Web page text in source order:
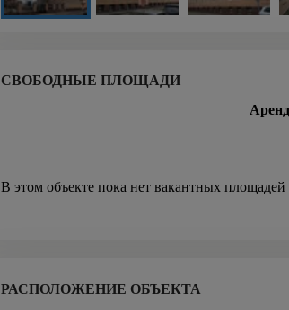
СВОБОДНЫЕ ПЛОЩАДИ
В этом объекте пока нет вакантных площадей
РАСПОЛОЖЕНИЕ ОБЪЕКТА